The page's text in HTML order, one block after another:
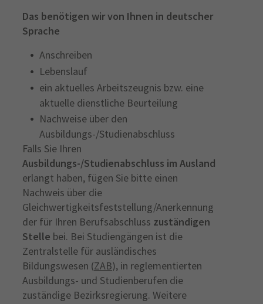
Das benötigen wir von Ihnen in deutscher
Sprache
Anschreiben
Lebenslauf
ein aktuelles Arbeitszeugnis bzw. eine
aktuelle dienstliche Beurteilung
Nachweise über den
Ausbildungs-/Studienabschluss
Falls Sie Ihren
Ausbildungs-/Studienabschluss im Ausland
erlangt haben, fügen Sie bitte einen
Nachweis über die
Gleichwertigkeitsfeststellung/Anerkennung
der für Ihren Berufsabschluss zuständigen
Stelle bei. Bei Studiengängen ist die
Zentralstelle für ausländisches
Bildungswesen (ZAB), in reglementierten
Ausbildungs- und Studienberufen die
zuständige Bezirksregierung. Weitere